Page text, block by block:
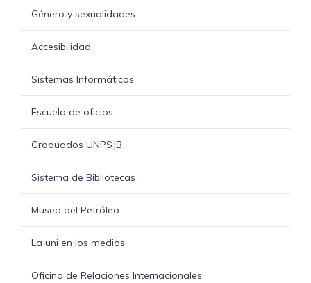
Género y sexualidades
Accesibilidad
Sistemas Informáticos
Escuela de oficios
Graduados UNPSJB
Sistema de Bibliotecas
Museo del Petróleo
La uni en los medios
Oficina de Relaciones Internacionales